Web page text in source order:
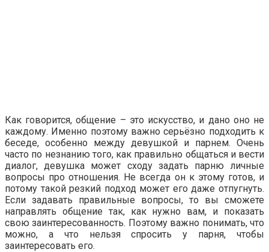
Как говорится, общение – это искусство, и дано оно не
каждому. Именно поэтому важно серьёзно подходить к
беседе, особенно между девушкой и парнем. Очень
часто по незнанию того, как правильно общаться и вести
диалог, девушка может сходу задать парню личные
вопросы про отношения. Не всегда он к этому готов, и
потому такой резкий подход может его даже отпугнуть.
Если задавать правильные вопросы, то вы сможете
направлять общение так, как нужно вам, и показать
свою заинтересованность. Поэтому важно понимать, что
можно, а что нельзя спросить у парня, чтобы
заинтересовать его.